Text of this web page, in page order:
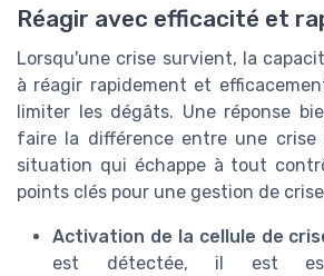
Réagir avec efficacité et
Lorsqu'une crise survient, la
à réagir rapidement et
limiter les dégâts. Une réponse
faire la différence entre une crise
situation qui échappe à tout
points clés pour une gestion de
Activation de la cellule de
est détectée, il est